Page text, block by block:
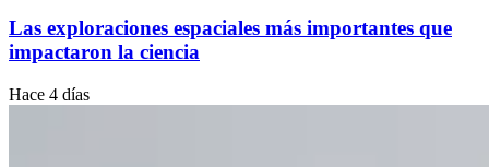
Las exploraciones espaciales más importantes que
impactaron la ciencia
Hace 4 días